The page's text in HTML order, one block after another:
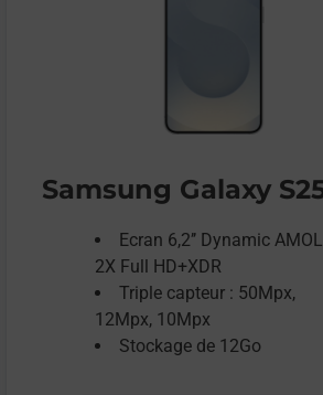
Samsung Galaxy
Ecran 6,2’’ Dynamic
2X Full HD+XDR
Triple capteur : 50Mpx,
12Mpx, 10Mpx
Stockage de 12Go